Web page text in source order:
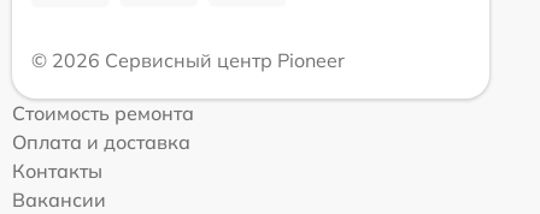
© 2026 Сервисный центр Pioneer
Стоимость ремонта
Оплата и доставка
Контакты
Вакансии